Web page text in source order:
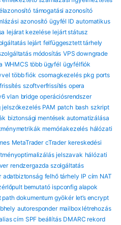
támogatási azonosító
azonosító ügyfél ID automatikus
lejárat kezelése lejárt státusz
lejárt felfüggesztett tárhely
módosítás VPS downgrade
WHMCS több ügyfél ügyfélfiók
több fiók csomagkezelés pkg ports
szoftverfrissítés opera
vlan bridge operációsrendszer
jelszókezelés PAM patch bash szkript
biztonsági mentések automatizálása
memóriakezelés hálózati
MetaTrader cTrader kereskedési
jelszavak hálózati
rendzergazda szolgáltatás
adatbiztonság felhő tárhely IP cím NAT
bemutató ispconfig alapok
path dokumentum gyökér let’s encrypt
autoresponder mailbox létrehozás
cím SPF beállítás DMARC rekord